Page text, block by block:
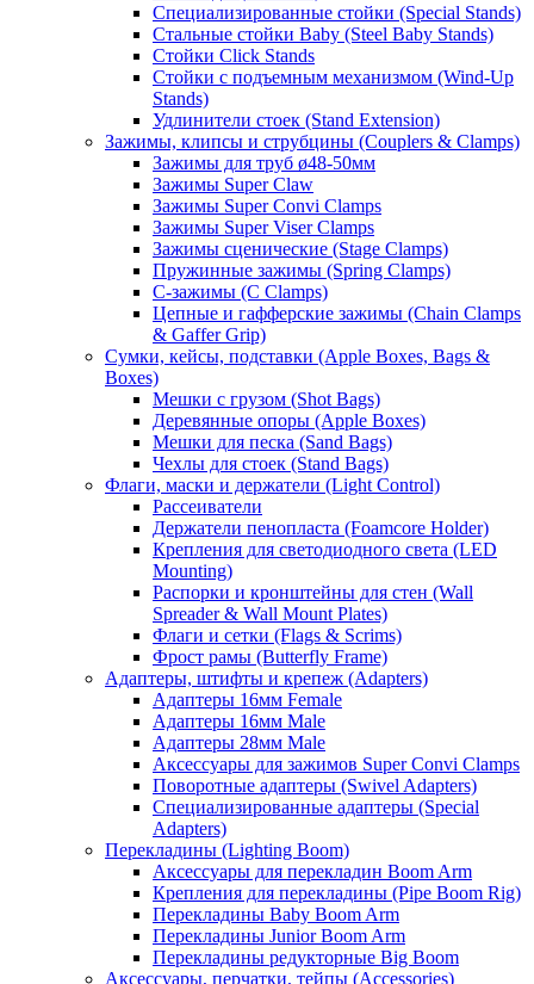
Специализированные стойки (Special Stands)
Стальные стойки Baby (Steel Baby Stands)
Стойки Click Stands
Стойки с подъемным механизмом (Wind-Up
Stands)
Удлинители стоек (Stand Extension)
Зажимы, клипсы и струбцины (Couplers & Clamps)
Зажимы для труб ø48-50мм
Зажимы Super Claw
Зажимы Super Convi Clamps
Зажимы Super Viser Clamps
Зажимы сценические (Stage Clamps)
Пружинные зажимы (Spring Clamps)
С-зажимы (C Clamps)
Цепные и гафферские зажимы (Chain Clamps
& Gaffer Grip)
Сумки, кейсы, подставки (Apple Boxes, Bags &
Boxes)
Мешки с грузом (Shot Bags)
Деревянные опоры (Apple Boxes)
Мешки для песка (Sand Bags)
Чехлы для стоек (Stand Bags)
Флаги, маски и держатели (Light Control)
Рассеиватели
Держатели пенопласта (Foamcore Holder)
Крепления для светодиодного света (LED
Mounting)
Распорки и кронштейны для стен (Wall
Spreader & Wall Mount Plates)
Флаги и сетки (Flags & Scrims)
Фрост рамы (Butterfly Frame)
Адаптеры, штифты и крепеж (Adapters)
Адаптеры 16мм Female
Адаптеры 16мм Male
Адаптеры 28мм Male
Аксессуары для зажимов Super Convi Clamps
Поворотные адаптеры (Swivel Adapters)
Специализированные адаптеры (Special
Adapters)
Перекладины (Lighting Boom)
Аксессуары для перекладин Boom Arm
Крепления для перекладины (Pipe Boom Rig)
Перекладины Baby Boom Arm
Перекладины Junior Boom Arm
Перекладины редукторные Big Boom
Аксессуары, перчатки, тейпы (Accessories)